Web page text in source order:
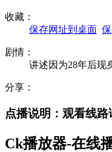
收藏：
保存网址到桌面
剧情：
讲述因为28年后现
分享：
点播说明 ：观看线
Ck播放器-在线